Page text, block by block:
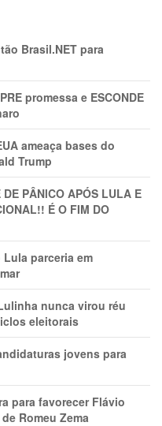
Brasil.NET para
promessa e ESCONDE
ameaça bases do
Trump
PÂNlCO APÓS LULA E
É O FIM DO
parceria em
nunca virou réu
eleitorais
jovens para
para favorecer Flávio
Romeu Zema